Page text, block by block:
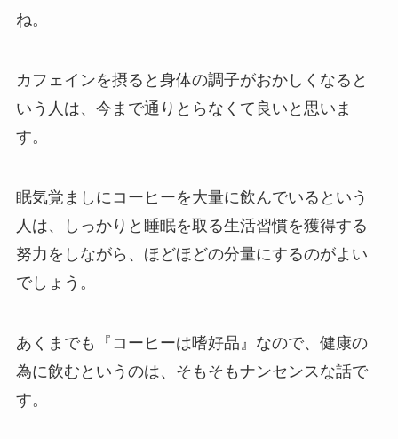
ね。
カフェインを摂ると身体の調子がおかしくなると
いう人は、今まで通りとらなくて良いと思いま
す。
眠気覚ましにコーヒーを大量に飲んでいるという
人は、しっかりと睡眠を取る生活習慣を獲得する
努力をしながら、ほどほどの分量にするのがよい
でしょう。
あくまでも『コーヒーは嗜好品』なので、健康の
為に飲むというのは、そもそもナンセンスな話で
す。